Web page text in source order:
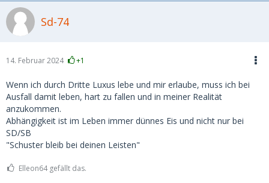
Sd-74
14. Februar 2024 +1
Wenn ich durch Dritte Luxus lebe und mir erlaube, muss ich bei
Ausfall damit leben, hart zu fallen und in meiner Realität
anzukommen.
Abhängigkeit ist im Leben immer dünnes Eis und nicht nur bei
SD/SB
"Schuster bleib bei deinen Leisten"
Elleon64 gefällt das.